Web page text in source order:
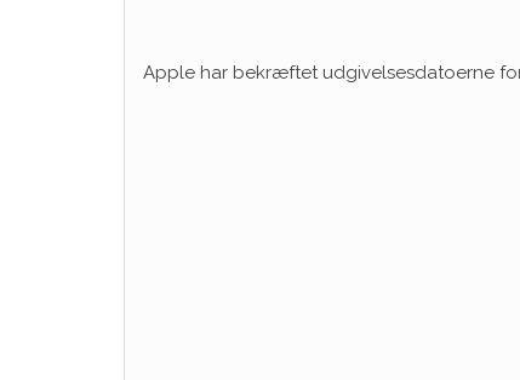
Apple har bekræftet udgivelsesdatoerne for